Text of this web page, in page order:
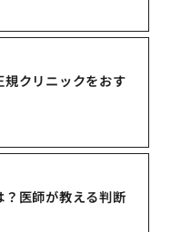
クリニックをおす
医師が教える判断